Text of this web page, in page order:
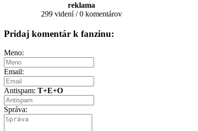
reklama
299 videní / 0 komentárov
Pridaj komentár k fanzinu:
Meno:
Email:
Antispam: T+E+O
Správa: